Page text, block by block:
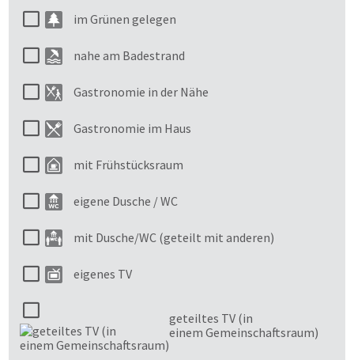
im Grünen gelegen
nahe am Badestrand
Gastronomie in der Nähe
Gastronomie im Haus
mit Frühstücksraum
eigene Dusche / WC
mit Dusche/WC (geteilt mit anderen)
eigenes TV
geteiltes TV (in
einem Gemeinschaftsraum)